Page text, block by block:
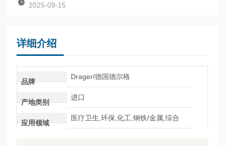
2025-09-15
详细介绍
品牌
Drager/德国德尔格
产地类别
进口
应用领域
医疗卫生,环保,化工,钢铁/金属,综合